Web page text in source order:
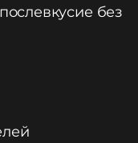
без